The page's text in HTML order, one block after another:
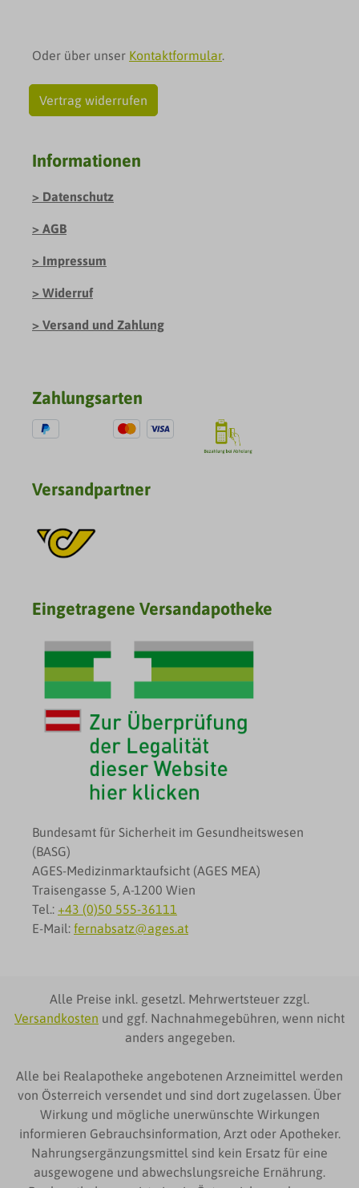
Oder über unser Kontaktformular.
Vertrag widerrufen
Informationen
Datenschutz
AGB
Impressum
Widerruf
Versand und Zahlung
Zahlungsarten
Versandpartner
Eingetragene Versandapotheke
Bundesamt für Sicherheit im Gesundheitswesen
(BASG)
AGES-Medizinmarktaufsicht (AGES MEA)
Traisengasse 5, A-1200 Wien
Tel.: +43 (0)50 555-36111
E-Mail: fernabsatz@ages.at
Alle Preise inkl. gesetzl. Mehrwertsteuer zzgl.
Versandkosten und ggf. Nachnahmegebühren, wenn nicht
anders angegeben.
Alle bei Realapotheke angebotenen Arzneimittel werden
von Österreich versendet und sind dort zugelassen. Über
Wirkung und mögliche unerwünschte Wirkungen
informieren Gebrauchsinformation, Arzt oder Apotheker.
Nahrungsergänzungsmittel sind kein Ersatz für eine
ausgewogene und abwechslungsreiche Ernährung.